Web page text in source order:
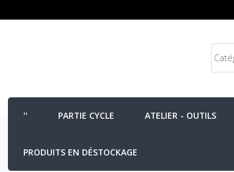
PARTIE CYCLE ATELIER - OUTILS
PRODUITS EN DÉSTOCKAGE